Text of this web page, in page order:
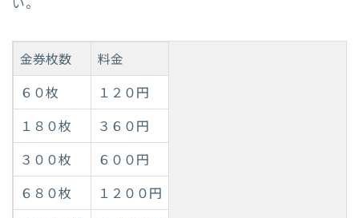
い。
金券枚数
料金
６０枚
１２０円
１８０枚
３６０円
３００枚
６００円
６８０枚
１２００円